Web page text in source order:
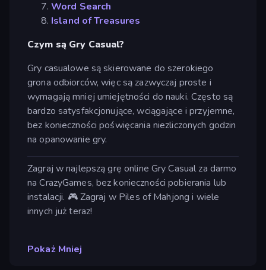
Word Search
Island of Treasures
Czym są Gry Casual?
Gry casualowe są skierowane do szerokiego
grona odbiorców, więc są zazwyczaj proste i
wymagają mniej umiejętności do nauki. Często są
bardzo satysfakcjonujące, wciągające i przyjemne,
bez konieczności poświęcania niezliczonych godzin
na opanowanie gry.
Zagraj w najlepszą grę online Gry Casual za darmo
na CrazyGames, bez konieczności pobierania lub
instalacji. 🎮 Zagraj w Piles of Mahjong i wiele
innych już teraz!
Pokaż Mniej